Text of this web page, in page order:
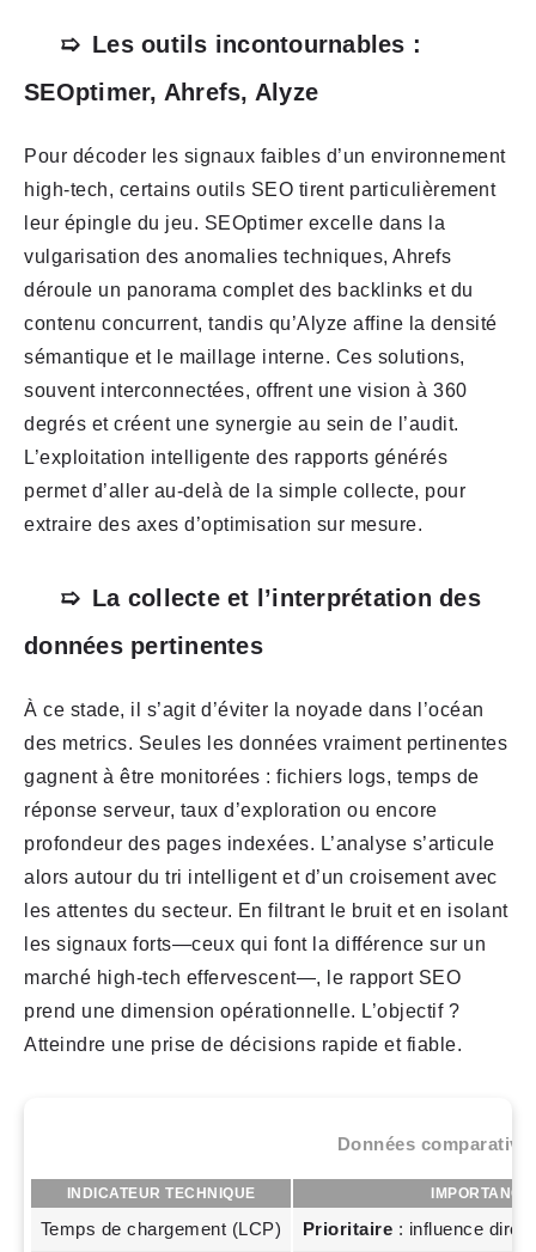
Les outils incontournables :
SEOptimer, Ahrefs, Alyze
Pour décoder les signaux faibles d’un environnement
high-tech, certains outils SEO tirent particulièrement
leur épingle du jeu. SEOptimer excelle dans la
vulgarisation des anomalies techniques, Ahrefs
déroule un panorama complet des backlinks et du
contenu concurrent, tandis qu’Alyze affine la densité
sémantique et le maillage interne. Ces solutions,
souvent interconnectées, offrent une vision à 360
degrés et créent une synergie au sein de l’audit.
L’exploitation intelligente des rapports générés
permet d’aller au-delà de la simple collecte, pour
extraire des axes d’optimisation sur mesure.
La collecte et l’interprétation des
données pertinentes
À ce stade, il s’agit d’éviter la noyade dans l’océan
des metrics. Seules les données vraiment pertinentes
gagnent à être monitorées : fichiers logs, temps de
réponse serveur, taux d’exploration ou encore
profondeur des pages indexées. L’analyse s’articule
alors autour du tri intelligent et d’un croisement avec
les attentes du secteur. En filtrant le bruit et en isolant
les signaux forts—ceux qui font la différence sur un
marché high-tech effervescent—, le rapport SEO
prend une dimension opérationnelle. L’objectif ?
Atteindre une prise de décisions rapide et fiable.
Données
INDICATEUR TECHNIQUE
Temps de chargement (LCP) Prioritaire : influence